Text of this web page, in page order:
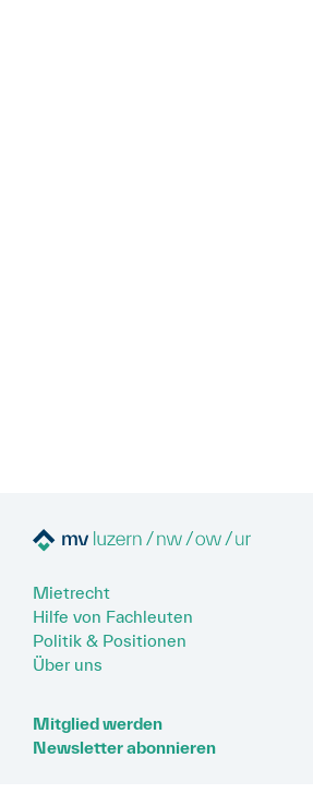
Mietrecht
Hilfe von Fachleuten
Politik & Positionen
Über uns
Mitglied werden
Newsletter abonnieren